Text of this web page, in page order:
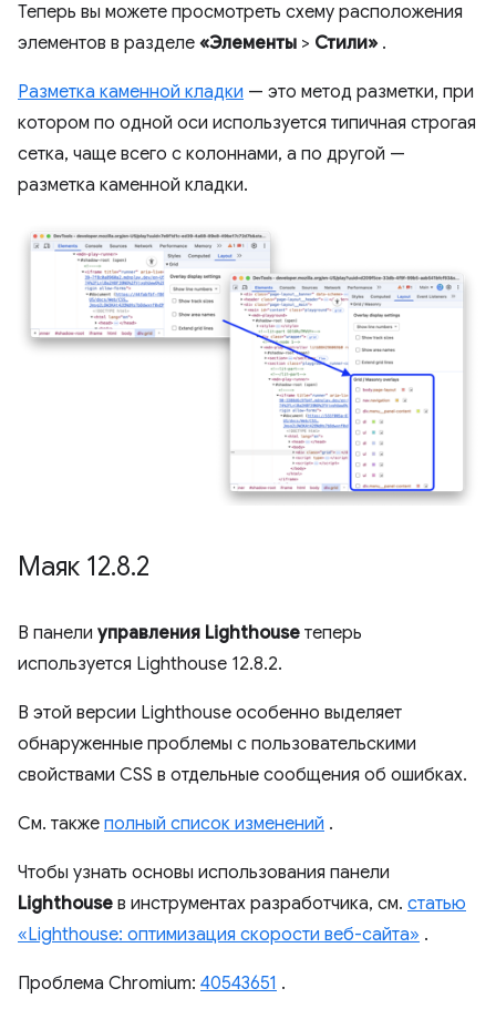
Теперь вы можете просмотреть схему расположения
элементов в разделе «Элементы > Стили» .
Разметка каменной кладки — это метод разметки, при
котором по одной оси используется типичная строгая
сетка, чаще всего с колоннами, а по другой —
разметка каменной кладки.
Маяк 12.8.2
В панели управления Lighthouse теперь
используется Lighthouse 12.8.2.
В этой версии Lighthouse особенно выделяет
обнаруженные проблемы с пользовательскими
свойствами CSS в отдельные сообщения об ошибках.
См. также полный список изменений .
Чтобы узнать основы использования панели
Lighthouse в инструментах разработчика, см. статью
«Lighthouse: оптимизация скорости веб-сайта» .
Проблема Chromium: 40543651 .